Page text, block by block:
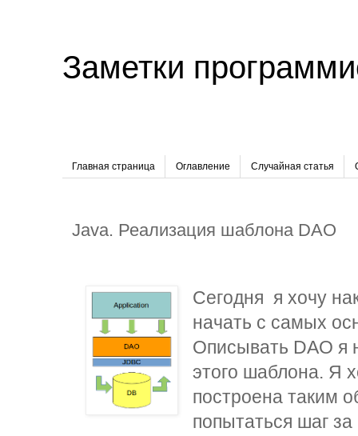
Заметки
Главная страница Оглавление Случайная статья
Java. Реализация шаблона DAO
Сегодня я хочу
начать с самых
Описывать DAO я
этого шаблона. Я
построена таким
попытаться шаг